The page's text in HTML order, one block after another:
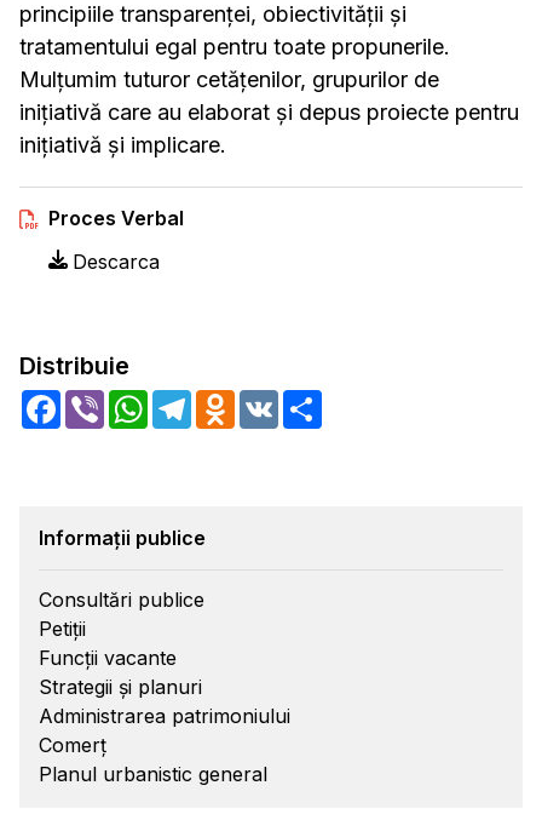
principiile transparenței, obiectivității și
tratamentului egal pentru toate propunerile.
Mulțumim tuturor cetățenilor, grupurilor de
inițiativă care au elaborat și depus proiecte pentru
inițiativă și implicare.
Proces Verbal
Descarca
Distribuie
Facebook
Viber WhatsApp
TelegramOdnoklassniki
VK
Informații publice
Consultări publice
Petiții
Funcții vacante
Strategii și planuri
Administrarea patrimoniului
Comerț
Planul urbanistic general